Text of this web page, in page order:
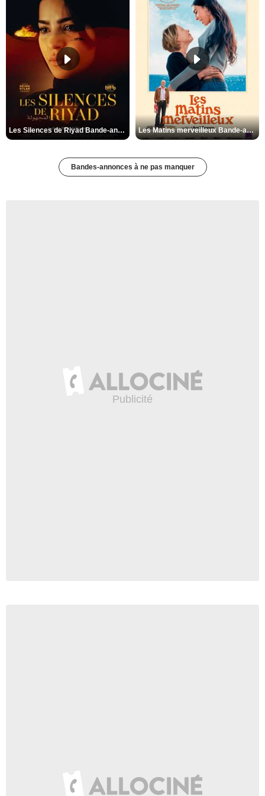
Les Silences de Riyad Bande-annonce VO STFR Les Matins merveilleux Bande-annonce VF
Bandes-annonces à ne pas manquer